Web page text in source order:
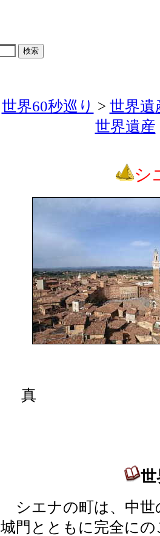
世界60秒巡り > 世界遺
世界遺産
シ
真
世
シエナの町は、中世
城門とともに完全に